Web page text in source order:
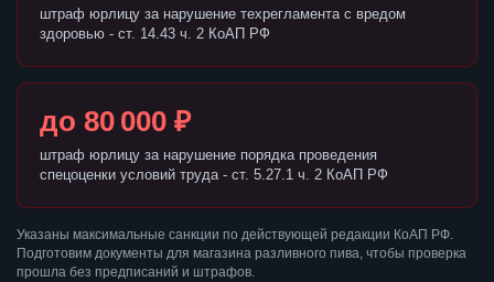
штраф юрлицу за нарушение техрегламента с вредом
здоровью - ст. 14.43 ч. 2 КоАП РФ
до 80 000 ₽
штраф юрлицу за нарушение порядка проведения
спецоценки условий труда - ст. 5.27.1 ч. 2 КоАП РФ
Указаны максимальные санкции по действующей редакции КоАП РФ.
Подготовим документы для магазина разливного пива, чтобы проверка
прошла без предписаний и штрафов.